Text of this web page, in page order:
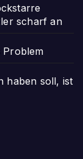
scharf an
Problem
haben soll, ist